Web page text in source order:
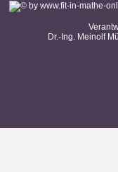
Dr.-Ing. Meinolf